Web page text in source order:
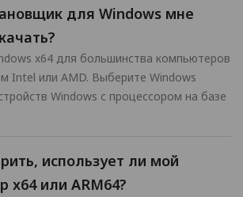
для Windows мне
x64 для большинства компьютеров
Intel или AMD. Выберите Windows
Windows с процессором на базе
использует ли мой
x64 или ARM64?